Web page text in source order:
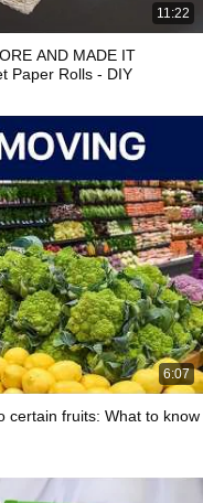
11:22
AND MADE IT
Paper Rolls - DIY
6:07
certain fruits: What to know